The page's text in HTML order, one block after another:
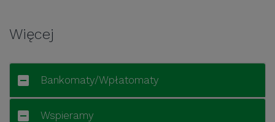
Więcej
Bankomaty/Wpłatomaty
Wspieramy